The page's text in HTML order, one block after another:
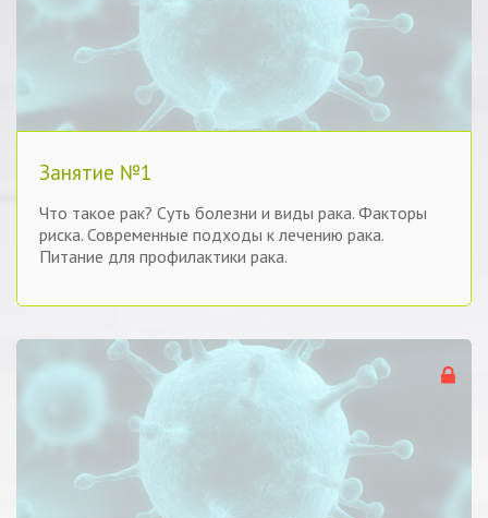
Занятие №1
Что такое рак? Суть болезни и виды рака. Факторы
риска. Современные подходы к лечению рака.
Питание для профилактики рака.